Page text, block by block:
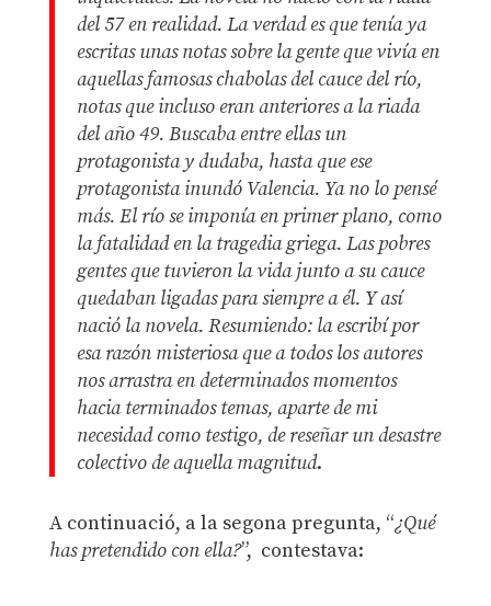
del 57 en realidad. La verdad es que tenía ya
escritas unas notas sobre la gente que vivía en
aquellas famosas chabolas del cauce del río,
notas que incluso eran anteriores a la riada
del año 49. Buscaba entre ellas un
protagonista y dudaba, hasta que ese
protagonista inundó Valencia. Ya no lo pensé
más. El río se imponía en primer plano, como
la fatalidad en la tragedia griega. Las pobres
gentes que tuvieron la vida junto a su cauce
quedaban ligadas para siempre a él. Y así
nació la novela. Resumiendo: la escribí por
esa razón misteriosa que a todos los autores
nos arrastra en determinados momentos
hacia terminados temas, aparte de mi
necesidad como testigo, de reseñar un desastre
colectivo de aquella magnitud.
A continuació, a la segona pregunta, “¿Qué
has pretendido con ella?”, contestava: